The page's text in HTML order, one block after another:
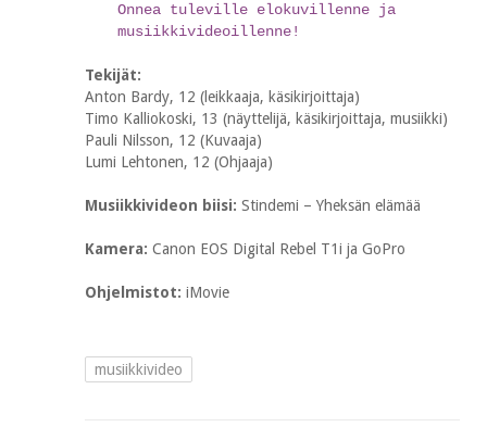
Onnea tuleville elokuvillenne ja
musiikkivideoillenne!
Tekijät:
Anton Bardy, 12 (leikkaaja, käsikirjoittaja)
Timo Kalliokoski, 13 (näyttelijä, käsikirjoittaja, musiikki)
Pauli Nilsson, 12 (Kuvaaja)
Lumi Lehtonen, 12 (Ohjaaja)
Musiikkivideon biisi: Stindemi – Yheksän elämää
Kamera: Canon EOS Digital Rebel T1i ja GoPro
Ohjelmistot: iMovie
musiikkivideo